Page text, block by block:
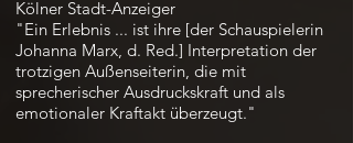
Kölner Stadt-Anzeiger
"Ein Erlebnis ... ist ihre [der Schauspielerin
Johanna Marx, d. Red.] Interpretation der
trotzigen Außenseiterin, die mit
sprecherischer Ausdruckskraft und als
emotionaler Kraftakt überzeugt."